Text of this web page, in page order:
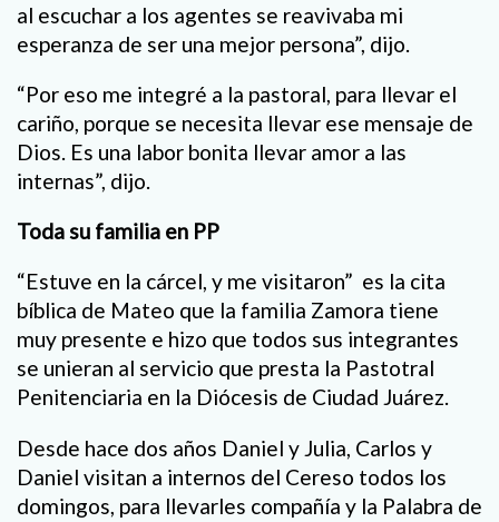
al escuchar a los agentes se reavivaba mi
esperanza de ser una mejor persona”, dijo.
“Por eso me integré a la pastoral, para llevar el
cariño, porque se necesita llevar ese mensaje de
Dios. Es una labor bonita llevar amor a las
internas”, dijo.
Toda su familia en PP
“Estuve en la cárcel, y me visitaron” es la cita
bíblica de Mateo que la familia Zamora tiene
muy presente e hizo que todos sus integrantes
se unieran al servicio que presta la Pastotral
Penitenciaria en la Diócesis de Ciudad Juárez.
Desde hace dos años Daniel y Julia, Carlos y
Daniel visitan a internos del Cereso todos los
domingos, para llevarles compañía y la Palabra de